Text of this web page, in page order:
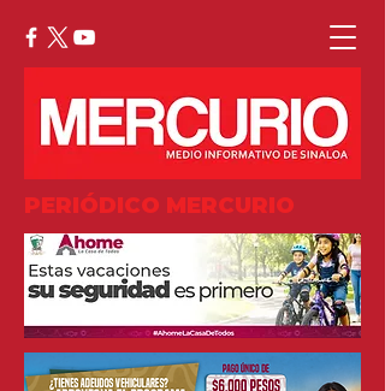
PERIÓDICO MERCURIO